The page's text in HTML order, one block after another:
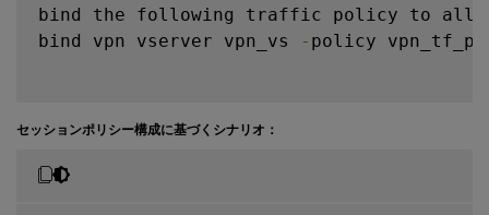
bind the following traffic policy to all
bind vpn vserver vpn_vs
- policy
セッションポリシー構成に基づくシナリオ：